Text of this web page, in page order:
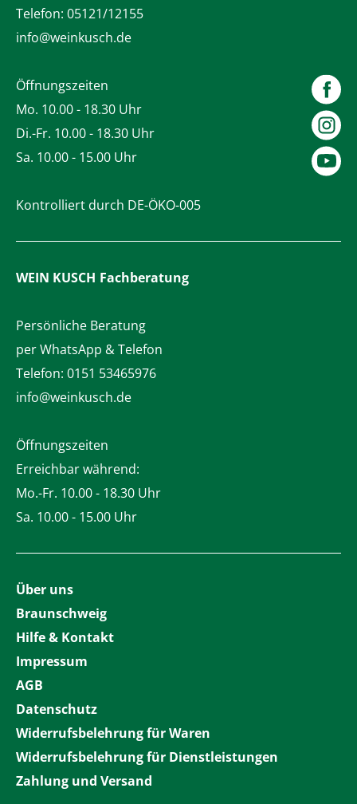
Telefon: 05121/12155
info@weinkusch.de
Öffnungszeiten
Mo. 10.00 - 18.30 Uhr
Di.-Fr. 10.00 - 18.30 Uhr
Sa. 10.00 - 15.00 Uhr
Kontrolliert durch DE-ÖKO-005
WEIN KUSCH Fachberatung
Persönliche Beratung
per WhatsApp & Telefon
Telefon: 0151 53465976
info@weinkusch.de
Öffnungszeiten
Erreichbar während:
Mo.-Fr. 10.00 - 18.30 Uhr
Sa. 10.00 - 15.00 Uhr
Über uns
Braunschweig
Hilfe & Kontakt
Impressum
AGB
Datenschutz
Widerrufsbelehrung für Waren
Widerrufsbelehrung für Dienstleistungen
Zahlung und Versand